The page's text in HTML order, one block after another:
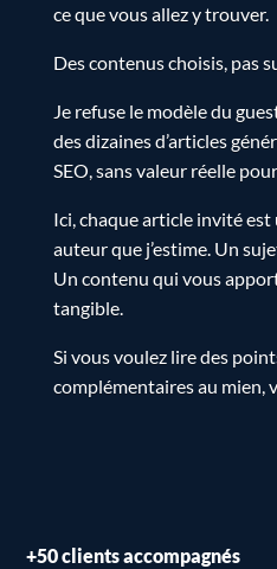
ce que vous allez y trouver.
Des contenus choisis, pas
Je refuse le modèle du
des dizaines d’articles
SEO, sans valeur réelle
Ici, chaque article invité
auteur que j’estime. Un
Un contenu qui vous
tangible.
Si vous voulez lire des
complémentaires au mien,
+50 clients accompagnés